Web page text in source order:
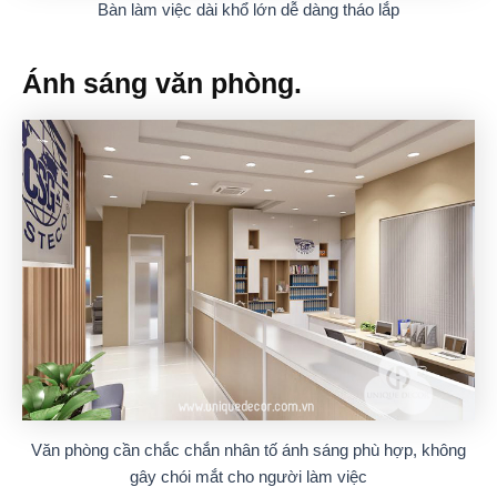
Bàn làm việc dài khổ lớn dễ dàng tháo lắp
Ánh sáng văn phòng.
Văn phòng cần chắc chắn nhân tố ánh sáng phù hợp, không
gây chói mắt cho người làm việc